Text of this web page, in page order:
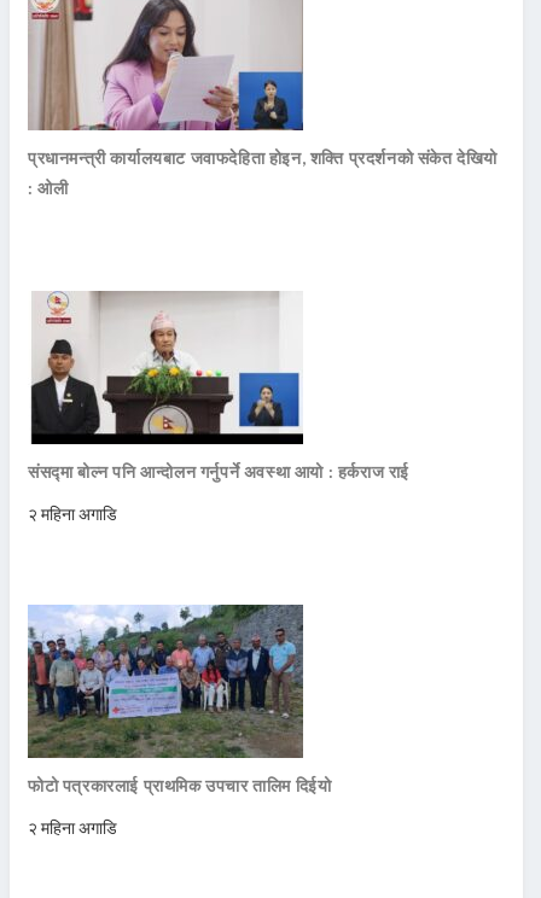
प्रधानमन्त्री कार्यालयबाट जवाफदेहिता होइन, शक्ति प्रदर्शनको संकेत देखियो
: ओली
संसद्मा बोल्न पनि आन्दोलन गर्नुपर्ने अवस्था आयो : हर्कराज राई
२ महिना अगाडि
फोटो पत्रकारलाई प्राथमिक उपचार तालिम दिईयो
२ महिना अगाडि